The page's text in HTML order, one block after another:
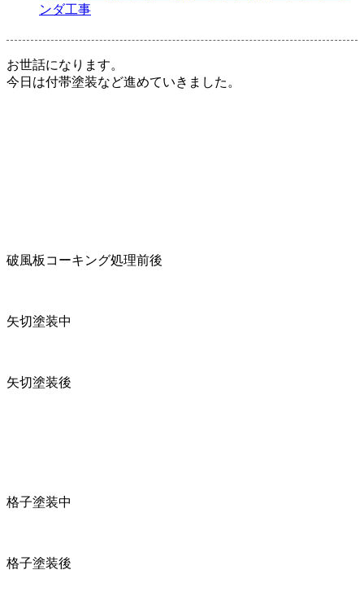
ンダ工事
お世話になります。
今日は付帯塗装など進めていきました。
破風板コーキング処理前後
矢切塗装中
矢切塗装後
格子塗装中
格子塗装後